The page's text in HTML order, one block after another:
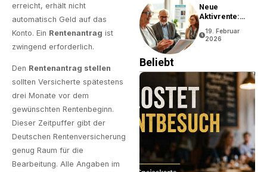
erreicht, erhält nicht
automatisch Geld auf das
Konto. Ein Rentenantrag ist
zwingend erforderlich.
Den Rentenantrag stellen
sollten Versicherte spätestens
drei Monate vor dem
gewünschten Rentenbeginn.
Dieser Zeitpuffer gibt der
Deutschen Rentenversicherung
genug Raum für die
Bearbeitung. Alle Angaben im
Neue
Aktivrente:
Bedingungen
19. Februar
2026
Beliebt